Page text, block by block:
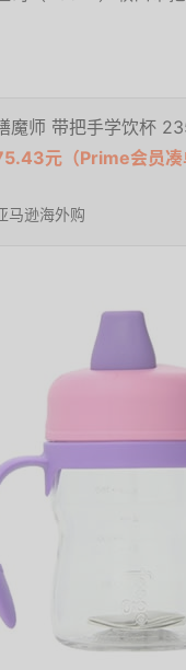
魔师 带把手学饮杯
元（Prime会员
马逊海外购